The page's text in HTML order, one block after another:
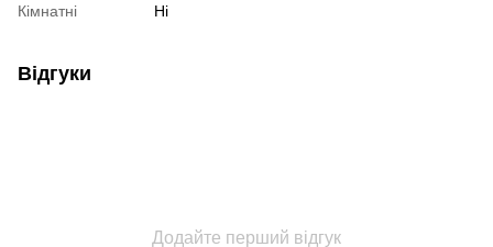
Кімнатні Ні
Відгуки
Додайте перший відгук